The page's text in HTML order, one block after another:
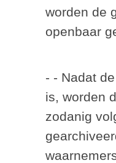
worden de
openbaar
- - Nadat
is, worden
zodanig